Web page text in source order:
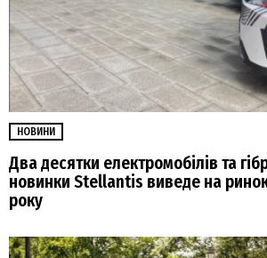
НОВИНИ
Два десятки електромобілів та
новинки Stellantis виведе на
року